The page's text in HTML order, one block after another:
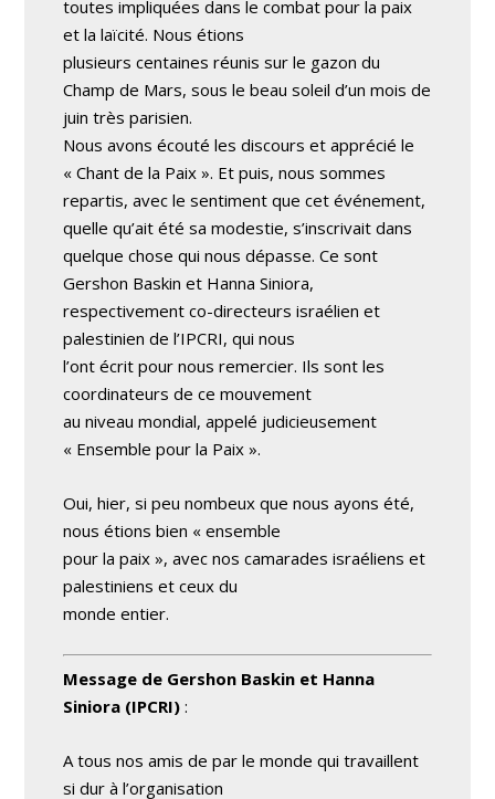
toutes impliquées dans le combat pour la paix
et la laïcité. Nous étions
plusieurs centaines réunis sur le gazon du
Champ de Mars, sous le beau soleil d’un mois de
juin très parisien.
Nous avons écouté les discours et apprécié le
« Chant de la Paix ». Et puis, nous sommes
repartis, avec le sentiment que cet événement,
quelle qu’ait été sa modestie, s’inscrivait dans
quelque chose qui nous dépasse. Ce sont
Gershon Baskin et Hanna Siniora,
respectivement co-directeurs israélien et
palestinien de l’IPCRI, qui nous
l’ont écrit pour nous remercier. Ils sont les
coordinateurs de ce mouvement
au niveau mondial, appelé judicieusement
« Ensemble pour la Paix ».
Oui, hier, si peu nombeux que nous ayons été,
nous étions bien « ensemble
pour la paix », avec nos camarades israéliens et
palestiniens et ceux du
monde entier.
Message de Gershon Baskin et Hanna
Siniora (IPCRI) :
A tous nos amis de par le monde qui travaillent
si dur à l’organisation